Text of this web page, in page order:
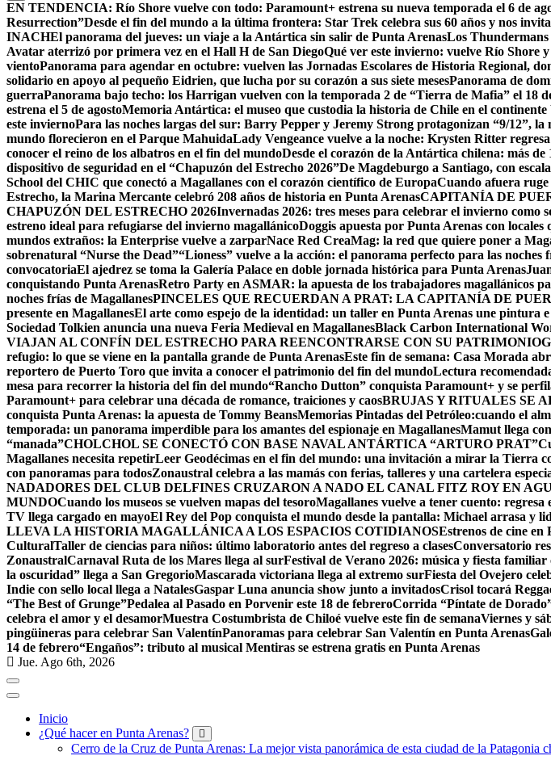
EN TENDENCIA: Río Shore vuelve con todo: Paramount+ estrena su nueva temporada el 6 de
Resurrection”Desde el fin del mundo a la última frontera: Star Trek celebra sus 60 años y nos
INACHEl panorama del jueves: un viaje a la Antártica sin salir de Punta ArenasLos Thundermans
Avatar aterrizó por primera vez en el Hall H de San DiegoQué ver este invierno: vuelve Río Shore
vientoPanorama para agendar en octubre: vuelven las Jornadas Escolares de Historia Regional,
solidario en apoyo al pequeño Eidrien, que lucha por su corazón a sus siete mesesPanorama de
guerraPanorama bajo techo: los Harrigan vuelven con la temporada 2 de “Tierra de Mafia” el 18
estrena el 5 de agostoMemoria Antártica: el museo que custodia la historia de Chile en el continente
este inviernoPara las noches largas del sur: Barry Pepper y Jeremy Strong protagonizan “9/12”, la
mundo florecieron en el Parque MahuidaLady Vengeance vuelve a la noche: Krysten Ritter
conocer el reino de los albatros en el fin del mundoDesde el corazón de la Antártica chilena: más
dispositivo de seguridad en el “Chapuzón del Estrecho 2026”De Magdeburgo a Santiago, con
School del CHIC que conectó a Magallanes con el corazón científico de EuropaCuando afuera
Estrecho, la Marina Mercante celebró 208 años de historia en Punta ArenasCAPITANÍA DE
CHAPUZÓN DEL ESTRECHO 2026Invernadas 2026: tres meses para celebrar el invierno como
estreno ideal para refugiarse del invierno magallánicoDoggis apuesta por Punta Arenas con
mundos extraños: la Enterprise vuelve a zarparNace Red CreaMag: la red que quiere poner a
sobrenatural “Nurse the Dead”“Lioness” vuelve a la acción: el panorama perfecto para las noches
convocatoriaEl ajedrez se toma la Galería Palace en doble jornada histórica para Punta Arenas
conquistando Punta ArenasRetro Party en ASMAR: la apuesta de los trabajadores magallánicos
noches frías de MagallanesPINCELES QUE RECUERDAN A PRAT: LA CAPITANÍA DE
presente en MagallanesEl arte como espejo de la identidad: un taller en Punta Arenas une pintura
Sociedad Tolkien anuncia una nueva Feria Medieval en MagallanesBlack Carbon International
VIAJAN AL CONFÍN DEL ESTRECHO PARA REENCONTRARSE CON SU PATRIMONIO
refugio: lo que se viene en la pantalla grande de Punta ArenasEste fin de semana: Casa Morada
reportero de Puerto Toro que invita a conocer el patrimonio del fin del mundoLectura
mesa para recorrer la historia del fin del mundo“Rancho Dutton” conquista Paramount+ y se
Paramount+ para celebrar una década de romance, traiciones y caosBRUJAS Y RITUALES SE
conquista Punta Arenas: la apuesta de Tommy BeansMemorias Pintadas del Petróleo:cuando el
temporada: un panorama imperdible para los amantes del espionaje en MagallanesMamut llega
“manada”CHOLCHOL SE CONECTÓ CON BASE NAVAL ANTÁRTICA “ARTURO PRAT”
Magallanes necesita repetirLeer Geodécimas en el fin del mundo: una invitación a mirar la Tierra
con panoramas para todosZonaustral celebra a las mamás con ferias, talleres y una cartelera
NADADORES DEL CLUB DELFINES CRUZARON A NADO EL CANAL FITZ ROY EN
MUNDOCuando los museos se vuelven mapas del tesoroMagallanes vuelve a tener cuento:
TV llega cargado en mayoEl Rey del Pop conquista el mundo desde la pantalla: Michael arrasa y
LLEVA LA HISTORIA MAGALLÁNICA A LOS ESPACIOS COTIDIANOSEstrenos de cine
CulturalTaller de ciencias para niños: último laboratorio antes del regreso a clasesConversatorio
ZonaustralCarnaval Ruta de los Mares llega al surFestival de Verano 2026: música y fiesta familiar
la oscuridad” llega a San GregorioMascarada victoriana llega al extremo surFiesta del Ovejero
Indie con sello local llega a NatalesGaspar Luna anuncia show junto a invitadosCrisol tocará
“The Best of Grunge”Pedalea al Pasado en Porvenir este 18 de febreroCorrida “Píntate de
celebra el amor y el desamorMuestra Costumbrista de Chiloé vuelve este fin de semanaViernes y
pingüineras para celebrar San ValentínPanoramas para celebrar San Valentín en Punta Arenas
14 de febrero“Engaños”: tributo al musical Mentiras se estrena gratis en Punta Arenas
Jue. Ago 6th, 2026
Inicio
¿Qué hacer en Punta Arenas?
Cerro de la Cruz de Punta Arenas: La mejor vista panorámica de esta ciudad de la Patagonia